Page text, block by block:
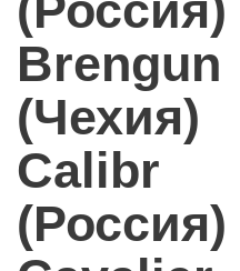
Brengun
(Чехия)
Calibr
(Россия)